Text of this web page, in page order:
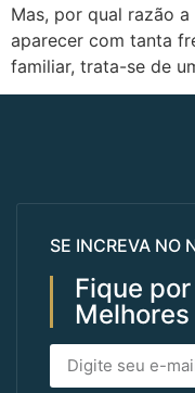
Mas, por qual razão
aparecer com tanta
familiar, trata-se de
SE INCREVA NO
Fique